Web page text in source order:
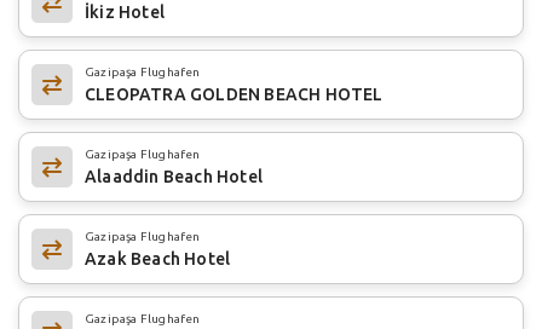
İkiz Hotel
Gazipaşa Flughafen
CLEOPATRA GOLDEN BEACH HOTEL
Gazipaşa Flughafen
Alaaddin Beach Hotel
Gazipaşa Flughafen
Azak Beach Hotel
Gazipaşa Flughafen